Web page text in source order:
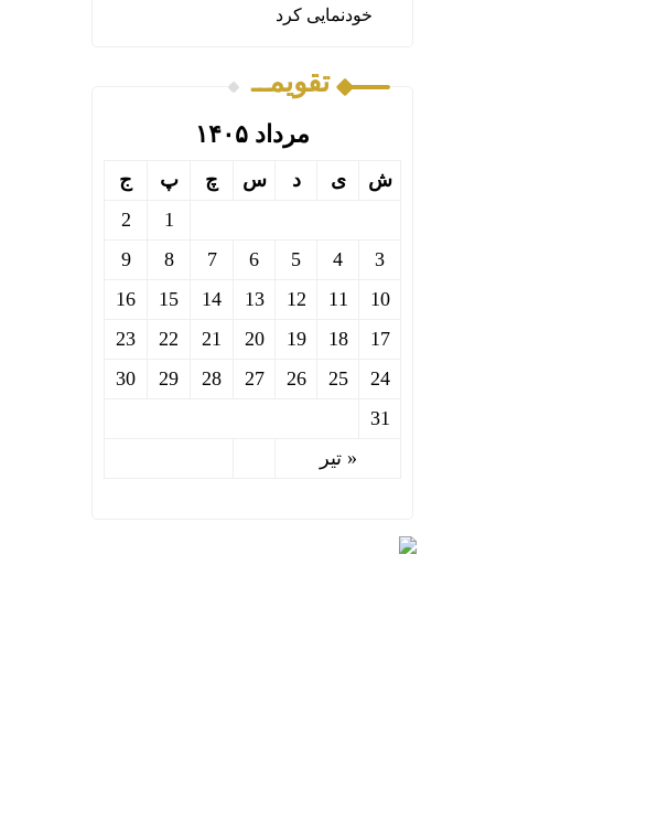
خودنمایی کرد
تقویمــ
مرداد ۱۴۰۵
ش ی د س چ پ ج
« تیر
1
2
3
4
5
6
7
8
9
10
11
12
13
14
15
16
17
18
19
20
21
22
23
24
25
26
27
28
29
30
31